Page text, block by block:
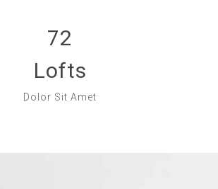
72
Lofts
Dolor Sit Amet